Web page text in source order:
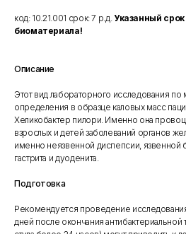
код: 10.21.001 срок: 7 р.д. Указанный
биоматериала!
Описание
Этот вид лабораторного исследования по
определения в образце каловых масс
Хеликобактер пилори. Именно она
взрослых и детей заболеваний органов
именно неязвенной диспепсии, язвенной
гастрита и дуоденита.
Подготовка
Рекомендуется проведение
дней после окончания антибактериальной